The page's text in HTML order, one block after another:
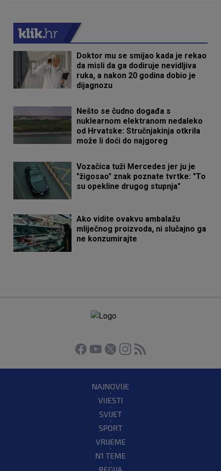
Doktor mu se smijao kada je rekao
da misli da ga dodiruje nevidljiva
ruka, a nakon 20 godina dobio je
dijagnozu
Nešto se čudno događa s
nuklearnom elektranom nedaleko
od Hrvatske: Stručnjakinja otkrila
može li doći do najgoreg
Vozačica tuži Mercedes jer ju je
"žigosao" znak poznate tvrtke: "To
su opekline drugog stupnja"
Ako vidite ovakvu ambalažu
mliječnog proizvoda, ni slučajno ga
ne konzumirajte
NAJNOVIJE
VIJESTI
SVIJET
SPORT
VRIJEME
N1 TEME